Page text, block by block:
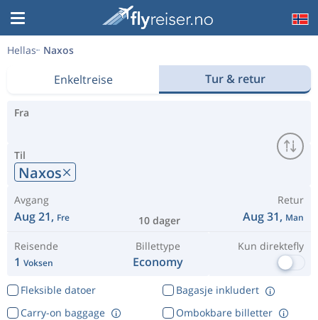
Hellas Naxos
Enkeltreise Tur & retur
Fra
Til
Naxos
Avgang
Aug 21, Fre 10 dager
Retur
Aug 31, Man
Reisende
1 Voksen
Billettype
Economy
Kun direktefly
Fleksible datoer
Bagasje inkludert
Ombokbare billetter
Carry-on baggage